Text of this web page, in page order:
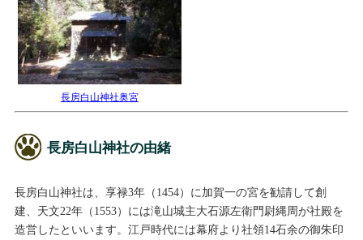
長房白山神社奥宮
長房白山神社の由緒
長房白山神社は、享禄3年（1454）に加賀一の宮を勧請して創
建、天文22年（1553）には滝山城主大石源左衛門尉縄周が社殿を
造営したといいます。江戸時代には幕府より社領14石余の御朱印